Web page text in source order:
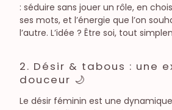
: séduire sans jouer un rôle, en
ses mots, et l’énergie que l’on
l’autre. L’idée ? Être soi, tout
2. Désir & tabous : une
douceur 🌙
Le désir féminin est une